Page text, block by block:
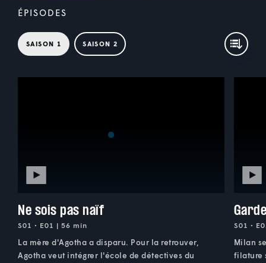
ÉPISODES
SAISON 1 SAISON 2
Ne sois pas naïf
S01 • E01 | 56 min
La mère d'Agotha a disparu. Pour la retrouver,
Agotha veut intégrer l'école de détectives du
S01 •
Milan
filature